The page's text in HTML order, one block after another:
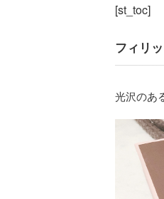
[st_toc]
フィリ
光沢のあ